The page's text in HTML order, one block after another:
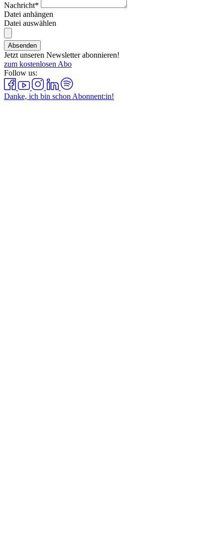
Nachricht*
Datei anhängen
Datei auswählen
Absenden
Jetzt unseren Newsletter abonnieren!
zum kostenlosen Abo
Follow us:
Danke, ich bin schon Abonnent:in!